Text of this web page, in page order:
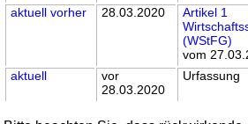
aktuell vorher 28.03.2020
Artikel 1
(WStFG)
vom
aktuell
vor
28.03.2020
Urfassung